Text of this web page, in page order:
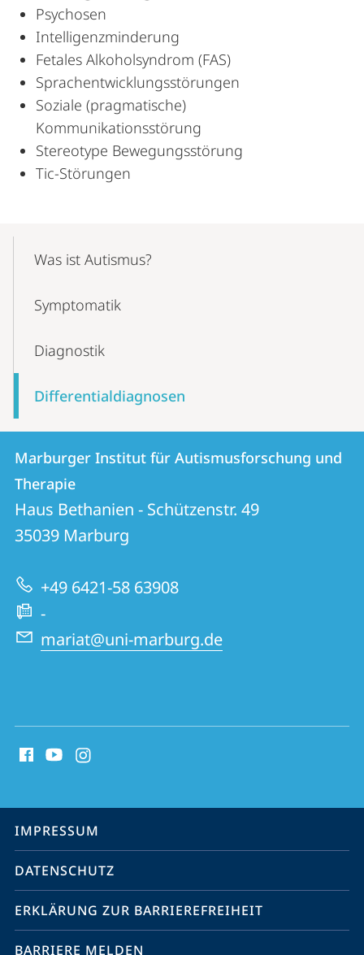
Psychosen
Intelligenzminderung
Fetales Alkoholsyndrom (FAS)
Sprachentwicklungsstörungen
Soziale (pragmatische)
Kommunikationsstörung
Stereotype Bewegungsstörung
Tic-Störungen
NavigationWas ist Autismus?
Symptomatik
Diagnostik
Differentialdiagnosen
Kontakt
und
Informationen
zur
Website
Kontaktinformationen
Marburger
Institut
für
Autismusforschung
und
Therapie
Marburger Institut für Autismusforschung und
Therapie
Haus Bethanien - Schützenstr. 49
35039 Marburg
+49 6421-58 63908
-
mariat@uni-marburg.de
Media
Service-
Navigation
IMPRESSUM
DATENSCHUTZ
ERKLÄRUNG ZUR BARRIEREFREIHEIT
BARRIERE MELDEN